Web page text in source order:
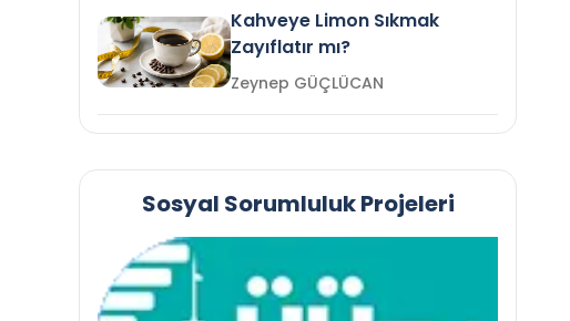
Kahveye Limon Sıkmak
Zayıflatır mı?
Zeynep GÜÇLÜCAN
Sosyal Sorumluluk Projeleri